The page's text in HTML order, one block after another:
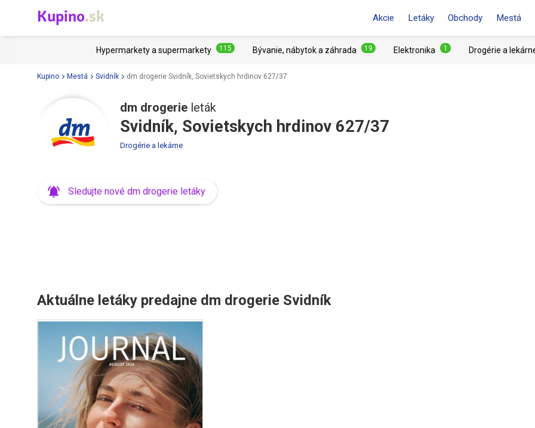
Kupino.sk Akcie Letáky Obchody Mestá
Hypermarkety a supermarkety 115 Bývanie, nábytok a záhrada 19 Elektronika 1 Drogérie a
Kupino Mestá Svidník dm drogerie Svidník, Sovietskych hrdinov 627/37
dm drogerie leták
Svidník, Sovietskych hrdinov 627/37
Drogérie a lekárne
Sledujte nové dm drogerie letáky
Aktuálne letáky predajne dm drogerie Svidník